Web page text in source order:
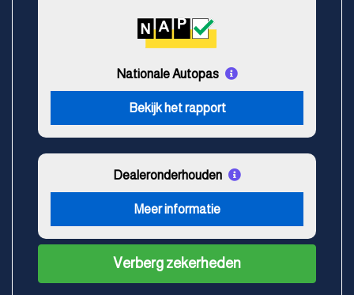
Nationale Autopas
Bekijk het rapport
Dealeronderhouden
Meer informatie
Verberg zekerheden